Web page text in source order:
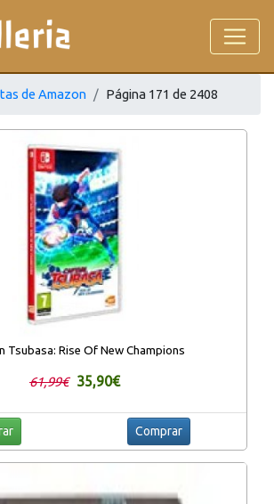
de Amazon Página 171 de 2408
Tsubasa: Rise Of New Champions
61,99€ 35,90€
Comprar